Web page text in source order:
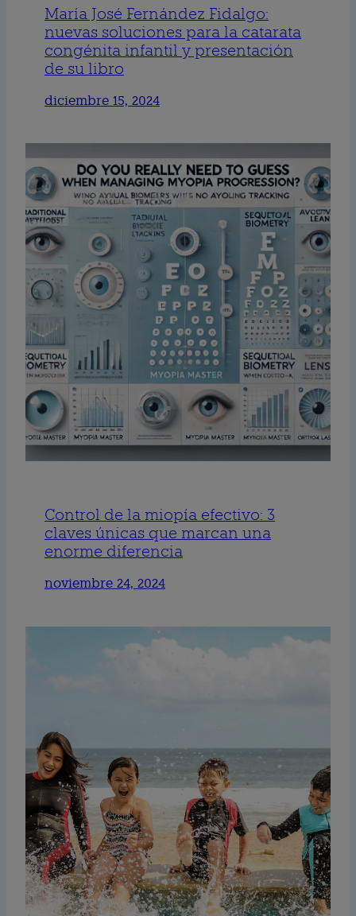
María José Fernández Fidalgo:
nuevas soluciones para la catarata
congénita infantil y presentación
de su libro
diciembre 15, 2024
Control de la miopía efectivo: 3
claves únicas que marcan una
enorme diferencia
noviembre 24, 2024